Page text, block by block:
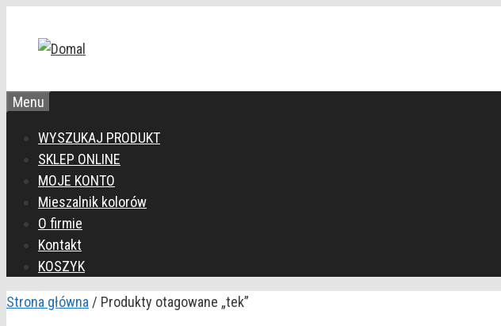
Menu
WYSZUKAJ PRODUKT
SKLEP ONLINE
MOJE KONTO
Mieszalnik kolorów
O firmie
Kontakt
KOSZYK
Strona główna / Produkty otagowane „tek”